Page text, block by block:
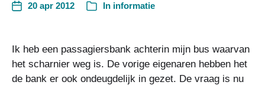
20 apr 2012 In informatie
Ik heb een passagiersbank achterin mijn bus waarvan
het scharnier weg is. De vorige eigenaren hebben het
de bank er ook ondeugdelijk in gezet. De vraag is nu